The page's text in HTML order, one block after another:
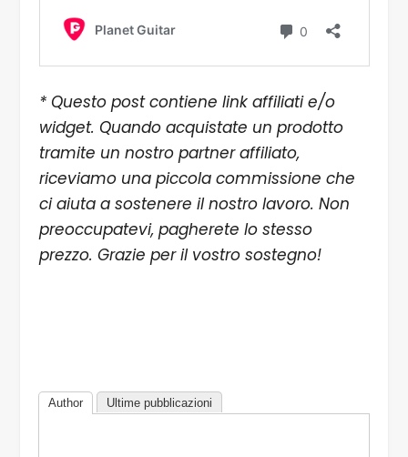
* Questo post contiene link affiliati e/o
widget. Quando acquistate un prodotto
tramite un nostro partner affiliato,
riceviamo una piccola commissione che
ci aiuta a sostenere il nostro lavoro. Non
preoccupatevi, pagherete lo stesso
prezzo. Grazie per il vostro sostegno!
Author Ultime pubblicazioni